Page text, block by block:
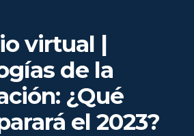
virtual |
de la
¿Qué
el 2023?